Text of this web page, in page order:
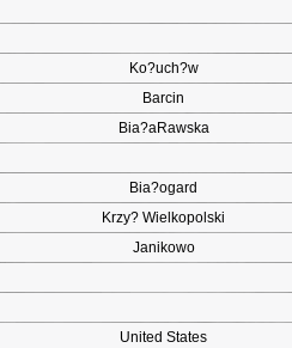
Ko?uch?w
Barcin
Bia?aRawska
Bia?ogard
Krzy? Wielkopolski
Janikowo
United States